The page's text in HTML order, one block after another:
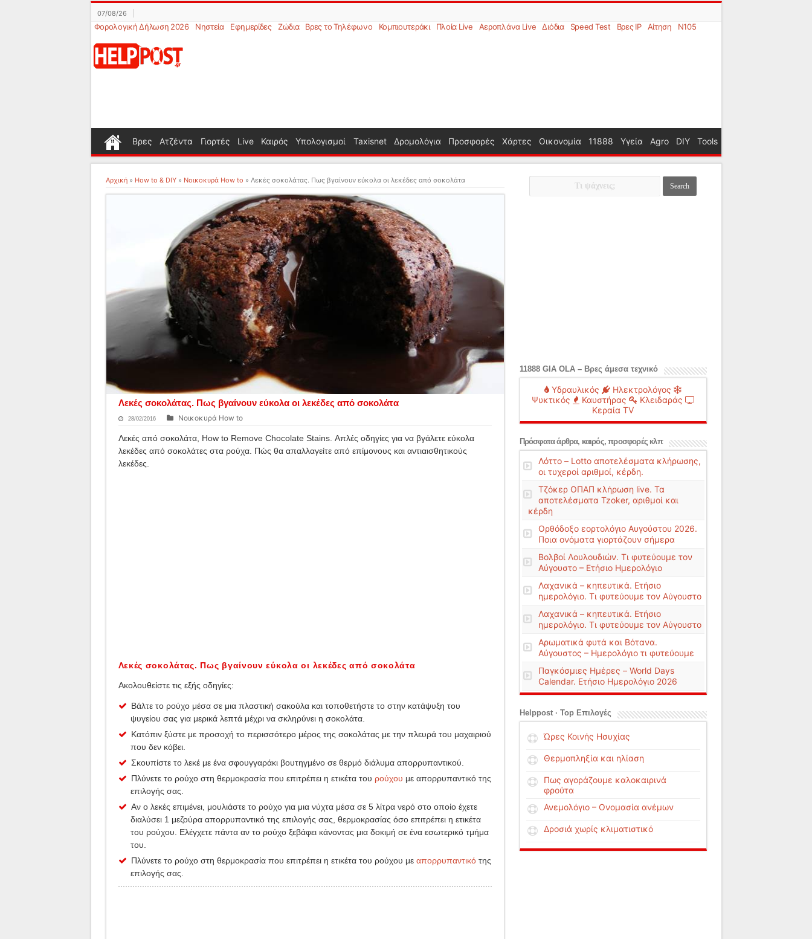
07/08/26
Φορολογική Δήλωση 2026 Νηστεία Εφημερίδες Ζώδια Βρες το Τηλέφωνο Κομπιουτεράκι Πλοία Live Αεροπλάνα Live Διόδια Speed Test Βρες IP Αίτηση N105
Βρες Ατζέντα Γιορτές Live Καιρός Υπολογισμοί Taxisnet Δρομολόγια Προσφορές Χάρτες Οικονομία 11888 Υγεία Agro DIY Tools
Αρχική» How to & DIY» Νοικοκυρά How to » Λεκές σοκολάτας. Πως βγαίνουν εύκολα οι λεκέδες από σοκολάτα
Λεκές σοκολάτας. Πως βγαίνουν εύκολα οι λεκέδες από σοκολάτα
28/02/2016 Νοικοκυρά How to
Λεκές από σοκολάτα, How to Remove Chocolate Stains. Απλές οδηγίες για να βγάλετε εύκολα
λεκέδες από σοκολάτες στα ρούχα. Πώς θα απαλλαγείτε από επίμονους και αντιαισθητικούς
λεκέδες.
Λεκές σοκολάτας. Πως βγαίνουν εύκολα οι λεκέδες από σοκολάτα
Ακολουθείστε τις εξής οδηγίες:
Βάλτε το ρούχο μέσα σε μια πλαστική σακούλα και τοποθετήστε το στην κατάψυξη του
ψυγείου σας για μερικά λεπτά μέχρι να σκληρύνει η σοκολάτα.
Κατόπιν ξύστε με προσοχή το περισσότερο μέρος της σοκολάτας με την πλευρά του μαχαιριού
που δεν κόβει.
Σκουπίστε το λεκέ με ένα σφουγγαράκι βουτηγμένο σε θερμό διάλυμα απορρυπαντικού.
Πλύνετε το ρούχο στη θερμοκρασία που επιτρέπει η ετικέτα του ρούχου με απορρυπαντικό της
επιλογής σας.
Αν ο λεκές επιμένει, μουλιάστε το ρούχο για μια νύχτα μέσα σε 5 λίτρα νερό στο οποίο έχετε
διαλύσει 1 μεζούρα απορρυπαντικό της επιλογής σας, θερμοκρασίας όσο επιτρέπει η ετικέτα
του ρούχου. Ελέγχετε πάντα αν το ρούχο ξεβάφει κάνοντας μια δοκιμή σε ένα εσωτερικό τμήμα
του.
Πλύνετε το ρούχο στη θερμοκρασία που επιτρέπει η ετικέτα του ρούχου με απορρυπαντικότης
επιλογής σας.
11888 GIA OLA – Βρες άμεσα τεχνικό
Υδραυλικός
Ηλεκτρολόγος
Ψυκτικός
Καυστήρας
Κλειδαράς
Κεραία TV
Πρόσφατα άρθρα, καιρός, προσφορές κλπ
Λόττο – Lotto αποτελέσματα κλήρωσης,
οι τυχεροί αριθμοί, κέρδη.
Τζόκερ ΟΠΑΠ κλήρωση live. Τα
αποτελέσματα Tzoker, αριθμοί και
κέρδη
Ορθόδοξο εορτολόγιο Αυγούστου 2026.
Ποια ονόματα γιορτάζουν σήμερα
Βολβοί Λουλουδιών. Τι φυτεύουμε τον
Αύγουστο – Ετήσιο Ημερολόγιο
Λαχανικά – κηπευτικά. Ετήσιο
ημερολόγιο. Τι φυτεύουμε τον Αύγουστο
Λαχανικά – κηπευτικά. Ετήσιο
ημερολόγιο. Τι φυτεύουμε τον Αύγουστο
Αρωματικά φυτά και Βότανα.
Αύγουστος – Ημερολόγιο τι φυτεύουμε
Παγκόσμιες Ημέρες – World Days
Calendar. Ετήσιο Ημερολόγιο 2026
Helppost · Top Επιλογές
Ώρες Κοινής Ησυχίας
Θερμοπληξία και ηλίαση
Πως αγοράζουμε καλοκαιρινά
φρούτα
Ανεμολόγιο – Ονομασία ανέμων
Δροσιά χωρίς κλιματιστικό